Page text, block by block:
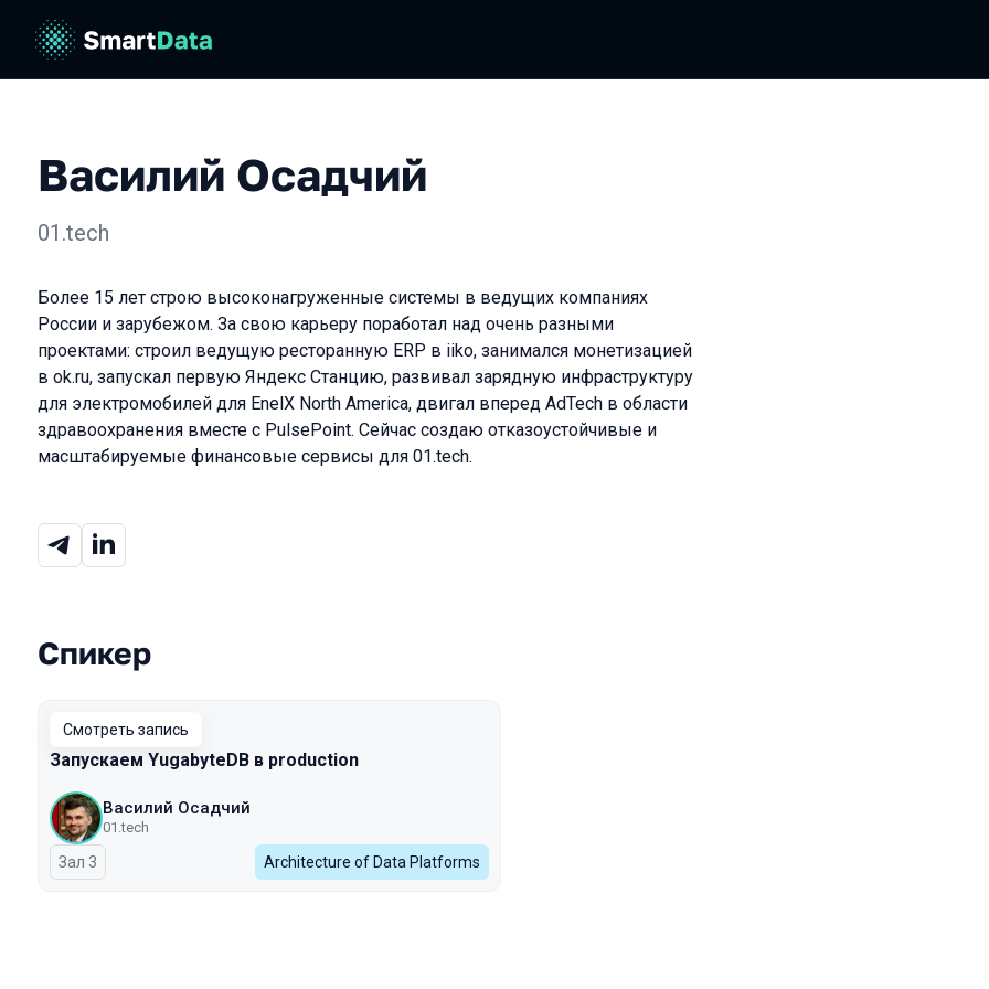
Василий Осадчий
01.tech
Более 15 лет строю высоконагруженные системы в ведущих компаниях
России и зарубежом. За свою карьеру поработал над очень разными
проектами: строил ведущую ресторанную ERP в iiko, занимался монетизацией
в ok.ru, запускал первую Яндекс Станцию, развивал зарядную инфраструктуру
для электромобилей для EnelX North America, двигал вперед AdTech в области
здравоохранения вместе с PulsePoint. Сейчас создаю отказоустойчивые и
масштабируемые финансовые сервисы для 01.tech.
Выступления в сезоне 2025
Спикер
Смотреть запись
Запускаем YugabyteDB в production
Василий Осадчий
01.tech
Зал 3 Architecture of Data Platforms